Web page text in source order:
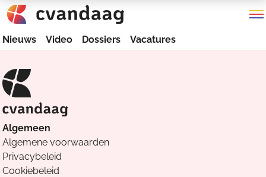
Nieuws Video Dossiers Vacatures
Algemeen
Algemene voorwaarden
Privacybeleid
Cookiebeleid